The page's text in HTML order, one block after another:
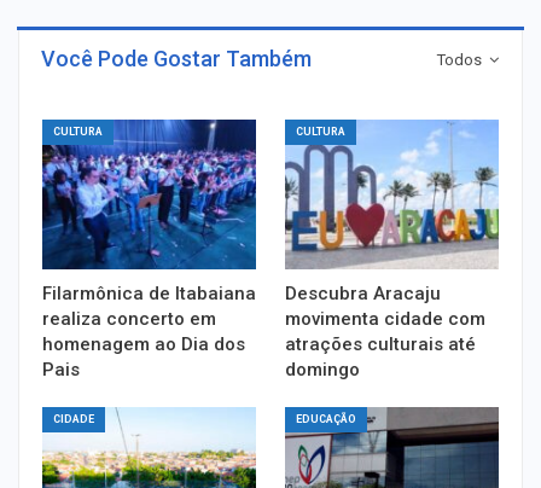
Todos
Você Pode Gostar Também
CULTURA
Filarmônica de Itabaiana
realiza concerto em
homenagem ao Dia dos
Pais
CULTURA
Descubra Aracaju
movimenta cidade com
atrações culturais até
domingo
CIDADE EDUCAÇÃO